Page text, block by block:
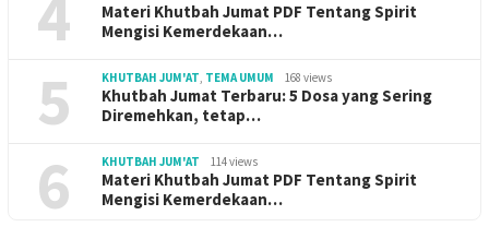
4
Materi Khutbah Jumat PDF Tentang Spirit
Mengisi Kemerdekaan…
5 KHUTBAH JUM'AT TEMA UMUM 168 views
Khutbah Jumat Terbaru: 5 Dosa yang Sering
Diremehkan, tetap…
6 KHUTBAH JUM'AT 114 views
Materi Khutbah Jumat PDF Tentang Spirit
Mengisi Kemerdekaan…